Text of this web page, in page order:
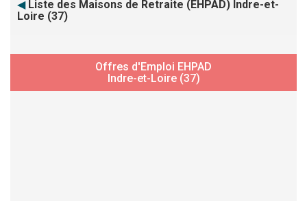
◀ Liste des Maisons de Retraite (EHPAD) Indre-et-
Loire (37)
Offres d'Emploi EHPAD
Indre-et-Loire (37)